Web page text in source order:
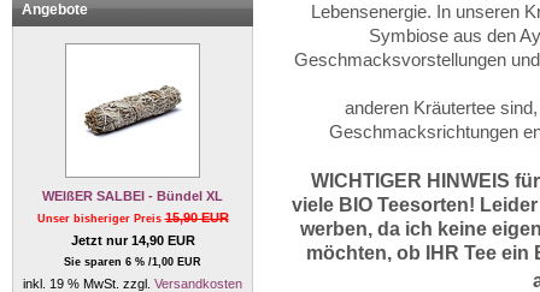
Angebote
WEIßER SALBEI - Bündel XL
Unser bisheriger Preis15,90 EUR
Jetzt nur 14,90 EUR
Sie sparen 6 % /1,00 EUR
inkl. 19 % MwSt. zzgl. Versandkosten
Lebensenergie. In unseren
Symbiose aus den
Geschmacksvorstellungen
anderen Kräutertee
Geschmacksrichtungen
WICHTIGER HINWEIS
viele BIO Teesorten!
werben, daich keine
möchten, ob IHR Tee ein